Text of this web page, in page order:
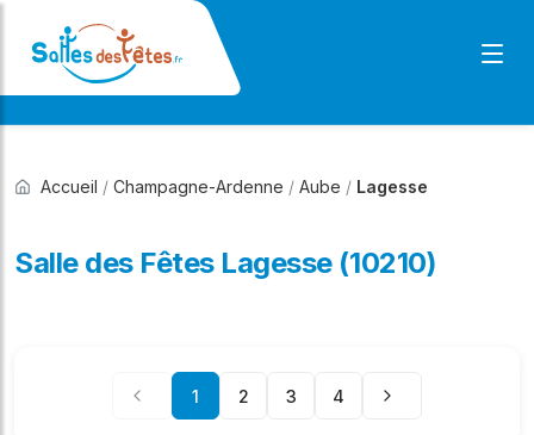
Accueil / Champagne-Ardenne / Aube / Lagesse
Salle des Fêtes Lagesse (10210)
1 2 3 4